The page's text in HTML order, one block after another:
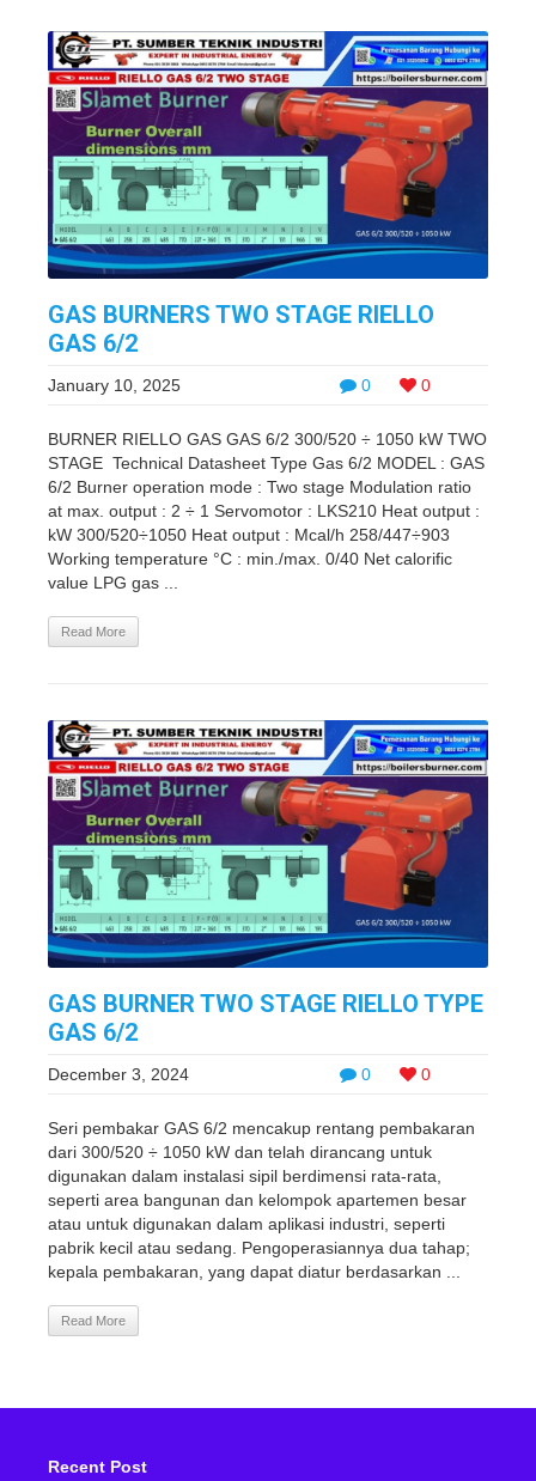
GAS BURNERS TWO STAGE RIELLO
GAS 6/2
0 0
January 10, 2025
BURNER RIELLO GAS GAS 6/2 300/520 ÷ 1050 kW TWO
STAGE Technical Datasheet Type Gas 6/2 MODEL : GAS
6/2 Burner operation mode : Two stage Modulation ratio
at max. output : 2 ÷ 1 Servomotor : LKS210 Heat output :
kW 300/520÷1050 Heat output : Mcal/h 258/447÷903
Working temperature °C : min./max. 0/40 Net calorific
value LPG gas ...
Read More
GAS BURNER TWO STAGE RIELLO TYPE
GAS 6/2
0 0
December 3, 2024
Seri pembakar GAS 6/2 mencakup rentang pembakaran
dari 300/520 ÷ 1050 kW dan telah dirancang untuk
digunakan dalam instalasi sipil berdimensi rata-rata,
seperti area bangunan dan kelompok apartemen besar
atau untuk digunakan dalam aplikasi industri, seperti
pabrik kecil atau sedang. Pengoperasiannya dua tahap;
kepala pembakaran, yang dapat diatur berdasarkan ...
Read More
Recent Post